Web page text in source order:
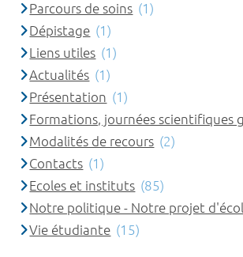
Parcours de soins (1)
Dépistage (1)
Liens utiles (1)
Actualités (1)
Présentation (1)
Formations, journées scientifiques
Modalités de recours (2)
Contacts (1)
Ecoles et instituts (85)
Notre politique - Notre projet
Vie étudiante (15)